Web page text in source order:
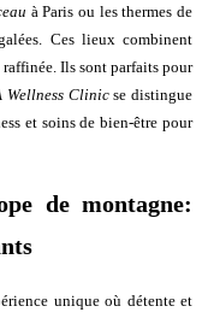
à Paris ou les thermes de
Ces lieux combinent
Ils sont parfaits pour
Wellness Clinicse distingue
et soins de bien-être pour
de montagne:
unique où détente et